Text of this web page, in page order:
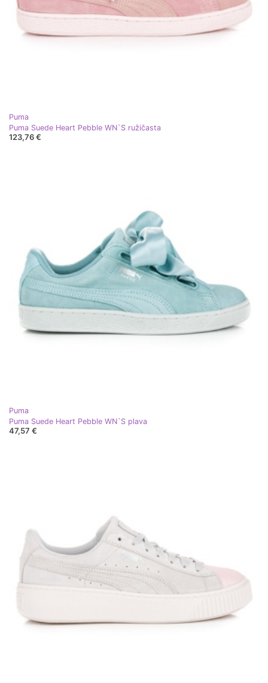
Puma
Puma Suede Heart Pebble WN`S ružičasta
123,76 €
Puma
Puma Suede Heart Pebble WN`S plava
47,57 €